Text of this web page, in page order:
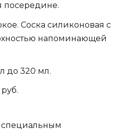
посередине.
Соска силиконовая с
напоминающей
до 320 мл.
специальным